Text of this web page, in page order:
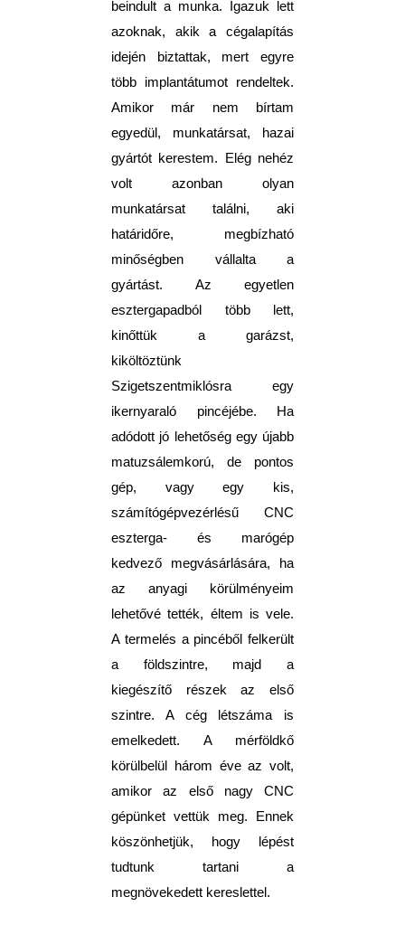
beindult a munka. Igazuk lett
azoknak, akik a cégalapítás
idején biztattak, mert egyre
több implantátumot rendeltek.
Amikor már nem bírtam
egyedül, munkatársat, hazai
gyártót kerestem. Elég nehéz
volt azonban olyan
munkatársat találni, aki
határidőre, megbízható
minőségben vállalta a
gyártást. Az egyetlen
esztergapadból több lett,
kinőttük a garázst,
kiköltöztünk
Szigetszentmiklósra egy
ikernyaraló pincéjébe. Ha
adódott jó lehetőség egy újabb
matuzsálemkorú, de pontos
gép, vagy egy kis,
számítógépvezérlésű CNC
eszterga- és marógép
kedvező megvásárlására, ha
az anyagi körülményeim
lehetővé tették, éltem is vele.
A termelés a pincéből felkerült
a földszintre, majd a
kiegészítő részek az első
szintre. A cég létszáma is
emelkedett. A mérföldkő
körülbelül három éve az volt,
amikor az első nagy CNC
gépünket vettük meg. Ennek
köszönhetjük, hogy lépést
tudtunk tartani a
megnövekedett kereslettel.